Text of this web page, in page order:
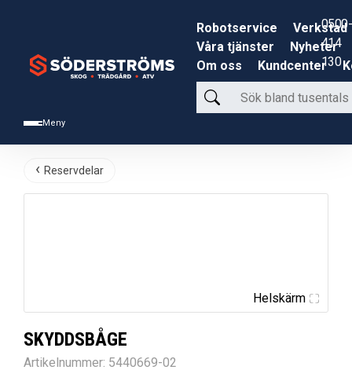
Meny
Robotservice
Verkstad
Våra tjänster
Nyheter
Om oss
Kundcenter
Sök
bland
produkter
0500-
414
130
Reservdelar
Helskärm
SKYDDSBÅGE
Artikelnummer: 5440669-02